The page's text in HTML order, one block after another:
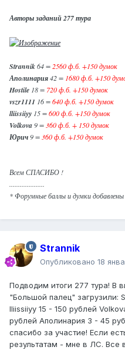
Авторы заданий 277 тура
Strannik64 =2560 ф.б. +150 думок
Аполинария42 = 1680 ф.б. +150
Hostile 18 = 720 ф.б. +150 думок
vszr1111 16 =640 ф.б. +150 думок
lliissiiyy 15 =600 ф.б. +150 думок
Volkova9 =360 ф.б. + 150 думок
Юрич9 =360 ф.б. +150 думок
Всем СПАСИБО !
....................
* Форумные баллы и думки
Strannik
Опубликовано 18
Подводим итоги 277 тура! В
"Большой палец" загрузили:
lliissiiyy 15 - 150 рублей
рублей Аполинария 3 - 45
спасибо за участие! Если
результатам - мне в ЛС. Все